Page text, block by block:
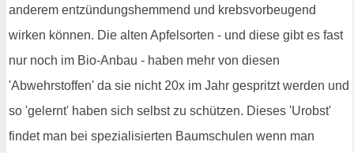
anderem entzündungshemmend und krebsvorbeugend
wirken können. Die alten Apfelsorten - und diese gibt es fast
nur noch im Bio-Anbau - haben mehr von diesen
'Abwehrstoffen' da sie nicht 20x im Jahr gespritzt werden und
so 'gelernt' haben sich selbst zu schützen. Dieses 'Urobst'
findet man bei spezialisierten Baumschulen wenn man